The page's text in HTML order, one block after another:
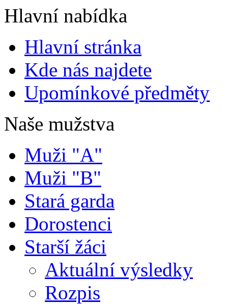
Hlavní nabídka
Hlavní stránka
Kde nás najdete
Upomínkové předměty
Naše mužstva
Muži "A"
Muži "B"
Stará garda
Dorostenci
Starší žáci
Aktuální výsledky
Rozpis